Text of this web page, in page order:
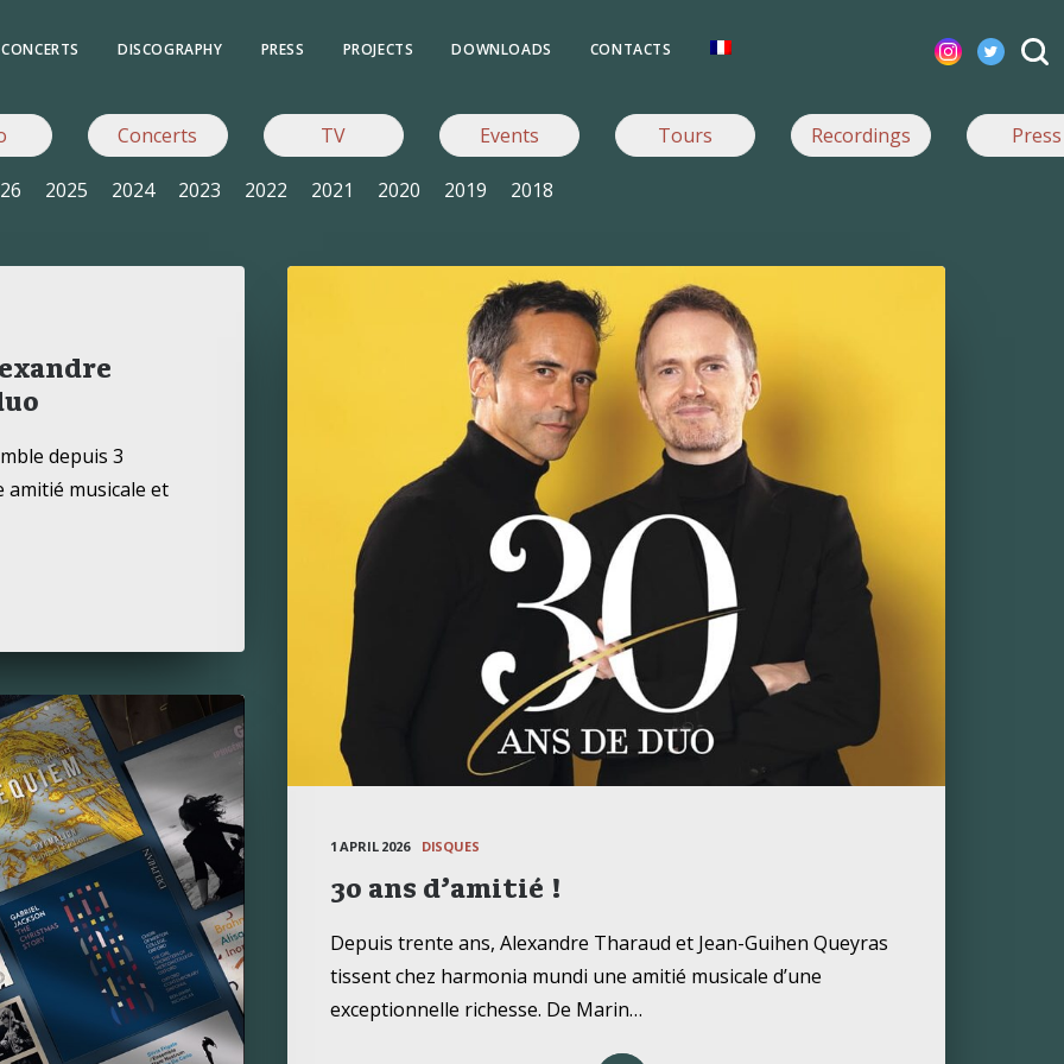
CONCERTS DISCOGRAPHY PRESS PROJECTS DOWNLOADS CONTACTS
Concerts TV Events Tours Recordings Press
2025 2024 2023 2022 2021 2020 2019 2018
depuis 3
amitié musicale et
1 APRIL 2026 DISQUES
30 ans d’amitié !
Depuis trente ans, Alexandre Tharaud et Jean-Guihen Queyras
tissent chez harmonia mundi une amitié musicale d’une
exceptionnelle richesse. De Marin…